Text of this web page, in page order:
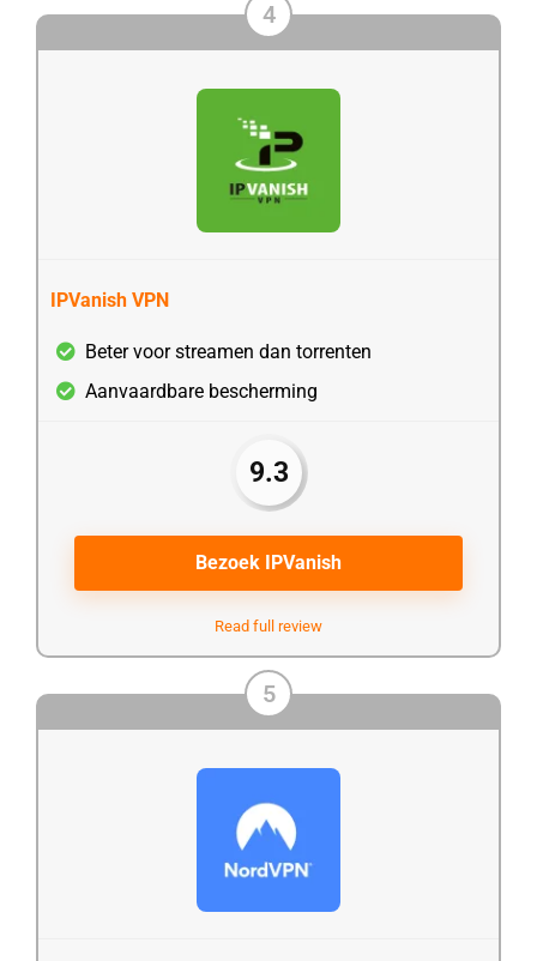
4
IPVanish VPN
Beter voor streamen dan torrenten
Aanvaardbare bescherming
9.3
Bezoek IPVanish
Read full review
5